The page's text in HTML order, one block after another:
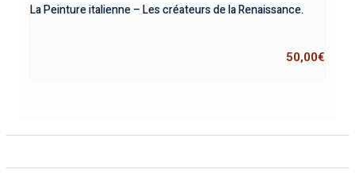
La Peinture italienne – Les créateurs de la Renaissance.
50,00€